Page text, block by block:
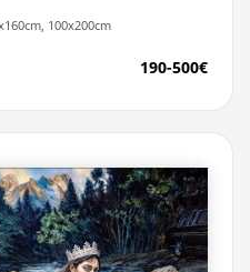
100x200cm
190-500€